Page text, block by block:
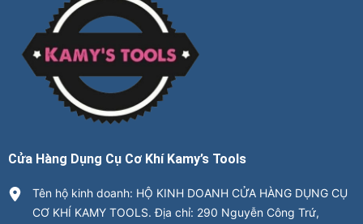
Cửa Hàng Dụng Cụ Cơ Khí Kamy’s Tools
Tên hộ kinh doanh: HỘ KINH DOANH CỬA HÀNG DỤNG CỤ
CƠ KHÍ KAMY TOOLS. Địa chỉ: 290 Nguyễn Công Trứ,